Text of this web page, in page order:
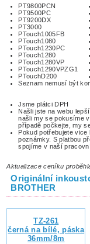
PT9800PCN
PT9500PC
PT9200DX
PT3000
PTouch1005FB
PTouch1080
PTouch1230PC
PTouch1280
PTouch1280VP
PTouch1290VPZG1
PTouchD200
Seznam nemusí být
Jsme plátci DPH
Našli jste na webu
našli my se pokusíme
případě počkejte, my
Pokud potřebujete
poznámky. S platbou
spojíme v naší pracovní
Aktualizace ceníku
Originální
BROTHER
TZ-261
černá na bílé, páska
36mm/8m